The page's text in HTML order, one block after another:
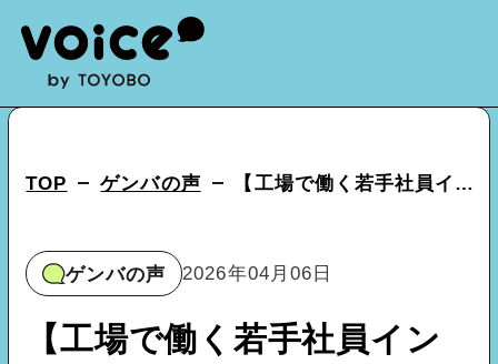
TOP ゲンバの声 【工場で働く若手社員インタビュー】楽しみながら挑戦！「一人前」のその先へ
ゲンバの声 2026年04月06日
【工場で働く若手社員イン
Category